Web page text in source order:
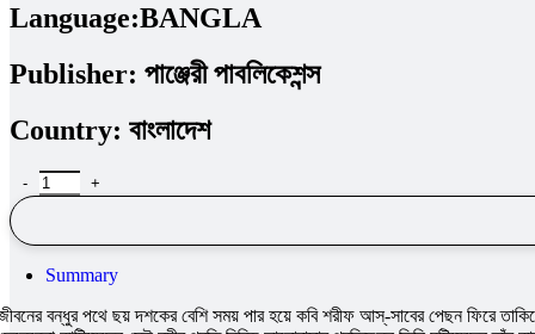
Language:BANGLA
Publisher: পাঞ্জেরী পাবলিকেশন্স
Country: বাংলাদেশ
হাঁড়িধোয়া ভালোবাসা quantity
Summary
বন্ধুর পথে ছয় দশকের বেশি সময় পার হয়ে কবি শরীফ আস্-সাবের পেছন ফিরে